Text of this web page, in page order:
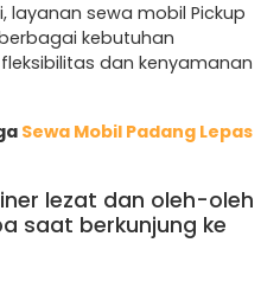
layanan sewa mobil Pickup
kebutuhan
dan kenyamanan
Sewa Mobil Padang Lepas
lezat dan oleh-oleh
saat berkunjung ke